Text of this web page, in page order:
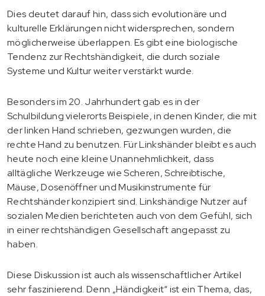
Dies deutet darauf hin, dass sich evolutionäre und
kulturelle Erklärungen nicht widersprechen, sondern
möglicherweise überlappen. Es gibt eine biologische
Tendenz zur Rechtshändigkeit, die durch soziale
Systeme und Kultur weiter verstärkt wurde.
Besonders im 20. Jahrhundert gab es in der
Schulbildung vielerorts Beispiele, in denen Kinder, die mit
der linken Hand schrieben, gezwungen wurden, die
rechte Hand zu benutzen. Für Linkshänder bleibt es auch
heute noch eine kleine Unannehmlichkeit, dass
alltägliche Werkzeuge wie Scheren, Schreibtische,
Mäuse, Dosenöffner und Musikinstrumente für
Rechtshänder konzipiert sind. Linkshändige Nutzer auf
sozialen Medien berichteten auch von dem Gefühl, sich
in einer rechtshändigen Gesellschaft angepasst zu
haben.
Diese Diskussion ist auch als wissenschaftlicher Artikel
sehr faszinierend. Denn „Händigkeit“ ist ein Thema, das,